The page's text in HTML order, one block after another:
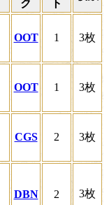
ク
ト
OOT 1 3枚
OOT 1 3枚
CGS 2 3枚
DBN 2 3枚